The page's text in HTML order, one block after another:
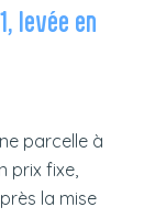
levée en
parcelle à
prix fixe,
la mise